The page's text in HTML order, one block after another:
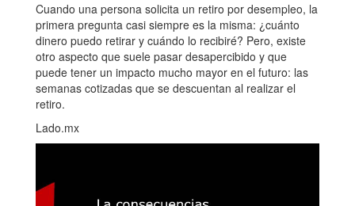
Cuando una persona solicita un retiro por desempleo, la
primera pregunta casi siempre es la misma: ¿cuánto
dinero puedo retirar y cuándo lo recibiré? Pero, existe
otro aspecto que suele pasar desapercibido y que
puede tener un impacto mucho mayor en el futuro: las
semanas cotizadas que se descuentan al realizar el
retiro.
Lado.mx